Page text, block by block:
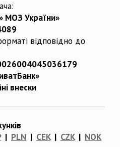
МОЗ України»
відповідно до
внески
| PLN | CEK| CZK| NOK